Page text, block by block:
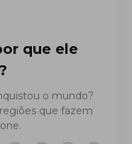
que ele
o mundo?
que fazem